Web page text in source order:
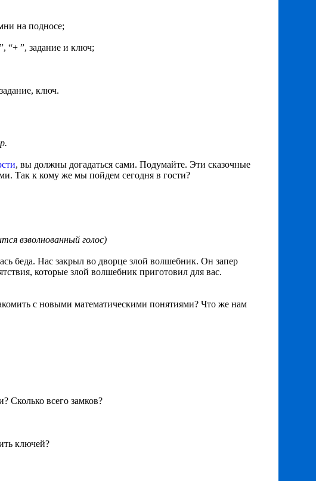
на подносе;
“+ ”, задание и ключ;
ключ.
, вы должны догадаться сами. Подумайте. Эти сказочные
Так к кому же мы пойдем сегодня в гости?
взволнованный голос)
беда. Нас закрыл во дворце злой волшебник. Он запер
которые злой волшебник приготовил для вас.
с новыми математическими понятиями? Что же нам
Сколько всего замков?
ключей?